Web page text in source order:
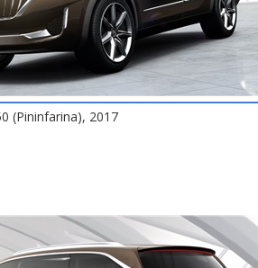
(Pininfarina), 2017